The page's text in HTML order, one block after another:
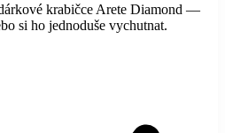
krabičce Arete Diamond —
si ho jednoduše vychutnat.